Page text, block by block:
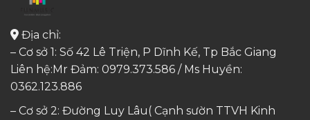
Địa chỉ:
– Cơ sở 1: Số 42 Lê Triện, P Dĩnh Kế, Tp Bắc Giang
Liên hệ:Mr Đảm: 0979.373.586 / Ms Huyền:
0362.123.886
– Cơ sở 2: Đường Luy Lâu( Cạnh sườn TTVH Kinh